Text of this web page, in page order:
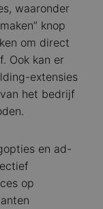
waaronder
knop
om direct
Ook kan er
extensies
het bedrijf
en ad-
op